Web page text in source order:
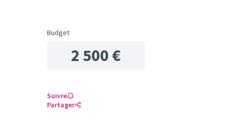
Budget
2 500 €
Suivre
Partager